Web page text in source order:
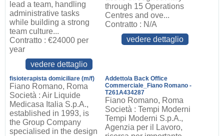
lead a team, handling
administrative tasks
while building a strong
team culture...
Contratto : €24000 per
year
vedere dettaglio
through 15 Operations
Centres and ove...
Contratto : N/A
vedere dettaglio
fisioterapista domiciliare (m/f)
Fiano Romano, Roma
Società : Air Liquide
Medicasa Italia S.p.A.,
established in 1993, is
the Group Company
specialised in the design
Addetto/a Back Office
Commerciale_Fiano Romano -
T261A434287
Fiano Romano, Roma
Società : Tempi Moderni
Tempi Moderni S.p.A.,
Agenzia per il Lavoro,